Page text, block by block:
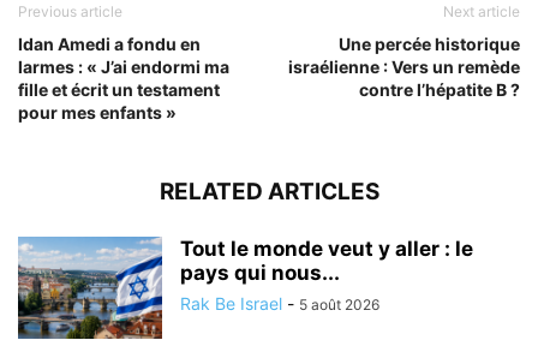
Previous article
Idan Amedi a fondu en
larmes : « J’ai endormi ma
fille et écrit un testament
pour mes enfants »
Next article
Une percée historique
israélienne : Vers un remède
contre l’hépatite B ?
RELATED ARTICLES
Tout le monde veut y aller : le
pays qui nous...
Rak Be Israel - 5 août 2026